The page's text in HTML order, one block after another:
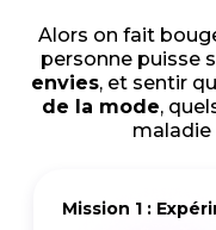
Alors on fait
personne puisse
envies, et sentir
de la mode,
maladie